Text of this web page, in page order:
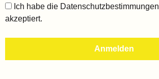
Ich habe die Datenschutzbestimmungen
akzeptiert.